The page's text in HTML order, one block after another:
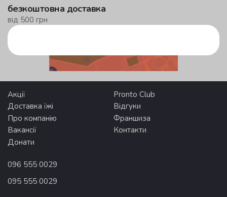
безкоштовна доставка
від 500 грн
Акції
Pronto Club
Доставка їжі
Відгуки
Про компанію
Франшиза
Вакансії
Контакти
Донати
096 555 0029
095 555 0029